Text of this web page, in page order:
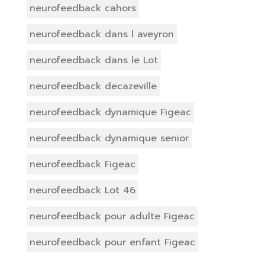
neurofeedback cahors
neurofeedback dans l aveyron
neurofeedback dans le Lot
neurofeedback decazeville
neurofeedback dynamique Figeac
neurofeedback dynamique senior
neurofeedback Figeac
neurofeedback Lot 46
neurofeedback pour adulte Figeac
neurofeedback pour enfant Figeac